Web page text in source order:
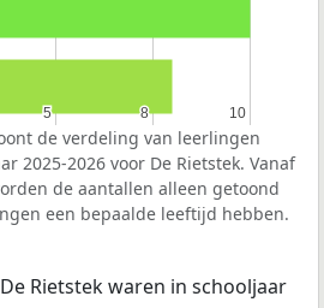
5
5 8
8 10
10
de verdeling van leerlingen
2025-2026 voor De Rietstek. Vanaf
de aantallen alleen getoond
een bepaalde leeftijd hebben.
Rietstek waren in schooljaar